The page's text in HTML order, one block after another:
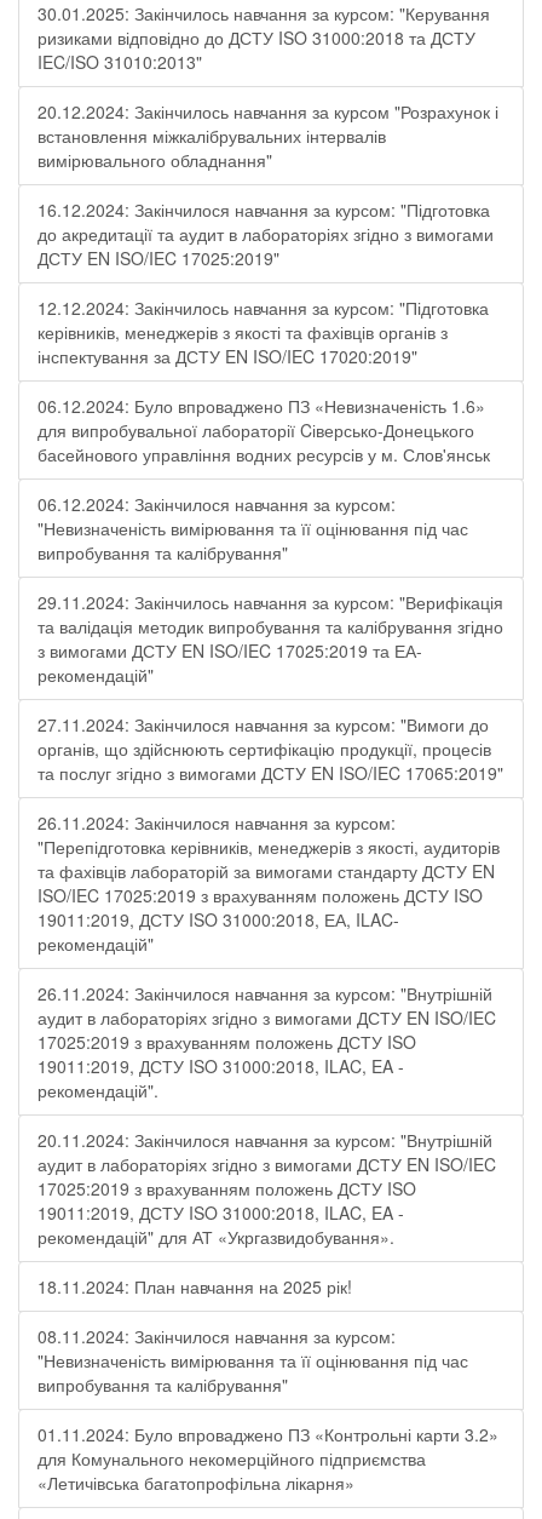
30.01.2025: Закінчилось навчання за курсом: "Керування
ризиками відповідно до ДСТУ ISO 31000:2018 та ДСТУ
IEC/ISO 31010:2013"
20.12.2024: Закінчилось навчання за курсом "Розрахунок і
встановлення міжкалібрувальних інтервалів
вимірювального обладнання"
16.12.2024: Закінчилося навчання за курсом: "Підготовка
до акредитації та аудит в лабораторіях згідно з вимогами
ДСТУ EN ISO/IEC 17025:2019"
12.12.2024: Закінчилось навчання за курсом: "Підготовка
керівників, менеджерів з якості та фахівців органів з
інспектування за ДСТУ EN ISO/IEC 17020:2019"
06.12.2024: Було впроваджено ПЗ «Невизначеність 1.6»
для випробувальної лабораторії Cіверсько-Донецького
басейнового управління водних ресурсів у м. Слов'янськ
06.12.2024: Закінчилося навчання за курсом:
"Невизначеність вимірювання та її оцінювання під час
випробування та калібрування"
29.11.2024: Закінчилось навчання за курсом: "Верифікація
та валідація методик випробування та калібрування згідно
з вимогами ДСТУ EN ISO/IEC 17025:2019 та ЕА-
рекомендацій"
27.11.2024: Закінчилося навчання за курсом: "Вимоги до
органів, що здійснюють сертифікацію продукції, процесів
та послуг згідно з вимогами ДСТУ EN ISO/IEC 17065:2019"
26.11.2024: Закінчилося навчання за курсом:
"Перепідготовка керівників, менеджерів з якості, аудиторів
та фахівців лабораторій за вимогами стандарту ДСТУ EN
ISO/IEC 17025:2019 з врахуванням положень ДСТУ ISO
19011:2019, ДСТУ ISO 31000:2018, ЕА, ILAC-
рекомендацій"
26.11.2024: Закінчилося навчання за курсом: "Внутрішній
аудит в лабораторіях згідно з вимогами ДСТУ EN ISO/IEC
17025:2019 з врахуванням положень ДСТУ ISO
19011:2019, ДСТУ ISO 31000:2018, ILAC, EA -
рекомендацій".
20.11.2024: Закінчилося навчання за курсом: "Внутрішній
аудит в лабораторіях згідно з вимогами ДСТУ EN ISO/IEC
17025:2019 з врахуванням положень ДСТУ ISO
19011:2019, ДСТУ ISO 31000:2018, ILAC, EA -
рекомендацій" для АТ «Укргазвидобування».
18.11.2024: План навчання на 2025 рік!
08.11.2024: Закінчилося навчання за курсом:
"Невизначеність вимірювання та її оцінювання під час
випробування та калібрування"
01.11.2024: Було впроваджено ПЗ «Контрольні карти 3.2»
для Комунального некомерційного підприємства
«Летичівська багатопрофільна лікарня»